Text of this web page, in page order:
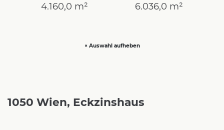
4.160,0 m² 6.036,0 m²
×Auswahl aufheben
1050 Wien, Eckzinshaus